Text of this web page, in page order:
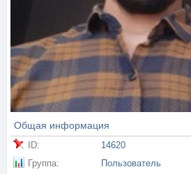
Общая информация
ID:
14620
Группа:
Пользователь